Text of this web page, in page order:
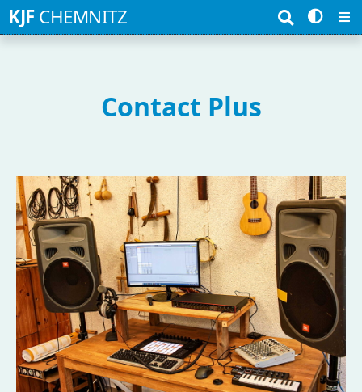
KJF CHEMNITZ Suchbegriffe
Contact Plus